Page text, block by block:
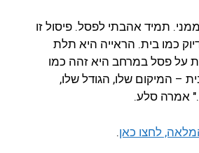
תמיד אהבתי לפסל. פיסול זו
כמו בית. הראייה היא תלת
על פסל במרחב היא זהה כמו
– המיקום שלו, הגודל שלו,
אמרה סלע.
לחצו כאן.